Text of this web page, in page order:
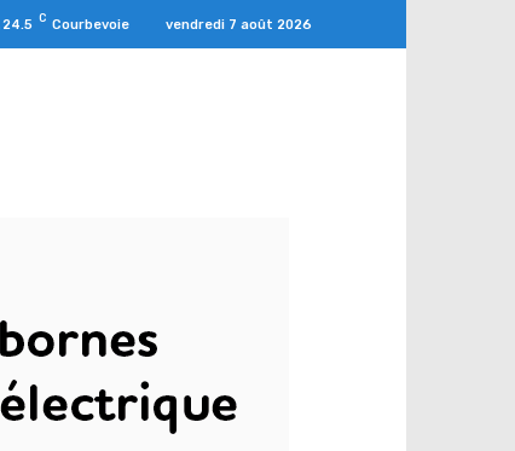
24.5 C Courbevoie vendredi 7 août 2026